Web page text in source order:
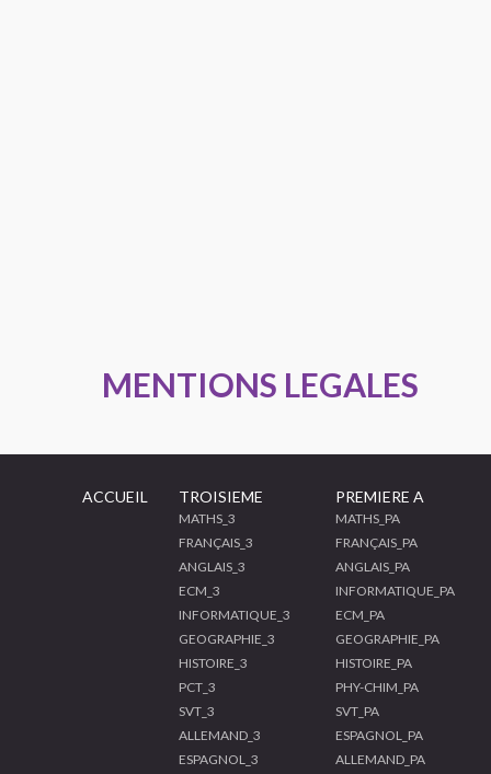
MENTIONS LEGALES
ACCUEIL TROISIEME
MATHS_3
FRANÇAIS_3
ANGLAIS_3
ECM_3
INFORMATIQUE_3
GEOGRAPHIE_3
HISTOIRE_3
PCT_3
SVT_3
ALLEMAND_3
ESPAGNOL_3
PREMIERE A
MATHS_PA
FRANÇAIS_PA
ANGLAIS_PA
INFORMATIQUE_PA
ECM_PA
GEOGRAPHIE_PA
HISTOIRE_PA
PHY-CHIM_PA
SVT_PA
ESPAGNOL_PA
ALLEMAND_PA